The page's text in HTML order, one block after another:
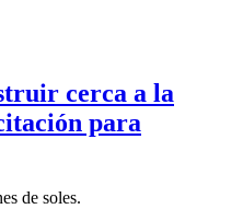
cerca a la
para
de soles.